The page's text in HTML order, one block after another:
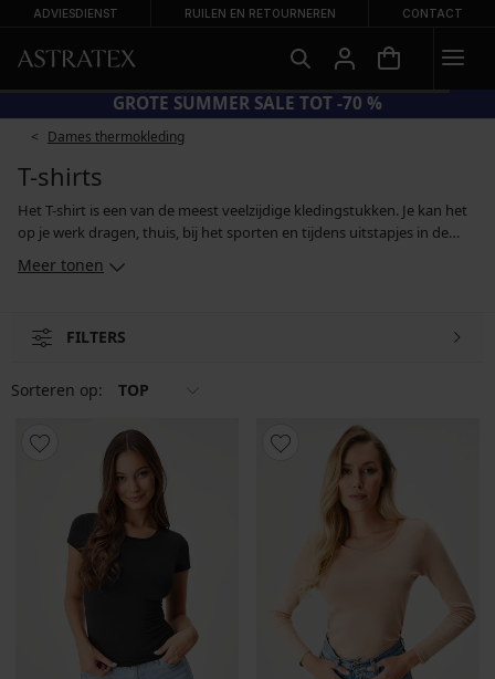
ADVIESDIENST RUILEN EN RETOURNEREN CONTACT
GROTE SUMMER SALE TOT -70 %
Dames thermokleding
T-shirts
Het T-shirt is een van de meest veelzijdige kledingstukken. Je kan het
op je werk dragen, thuis, bij het sporten en tijdens uitstapjes in de
elastan, maar je kan ook kiezen voor modal of viscose. Als je veel
dagen ook als basislaag onder je bovenkleding gebruikt kan worden.
Meer tonen
FILTERS
Sorteren op: TOP